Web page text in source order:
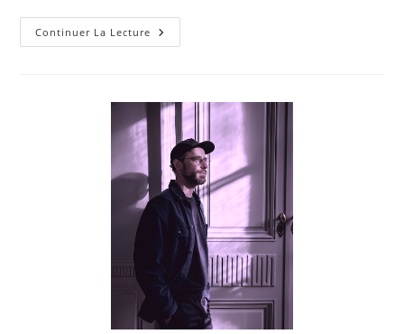
Continuer La Lecture